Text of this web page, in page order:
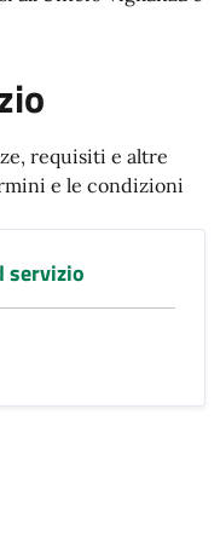
requisiti e altre
e le condizioni
servizio